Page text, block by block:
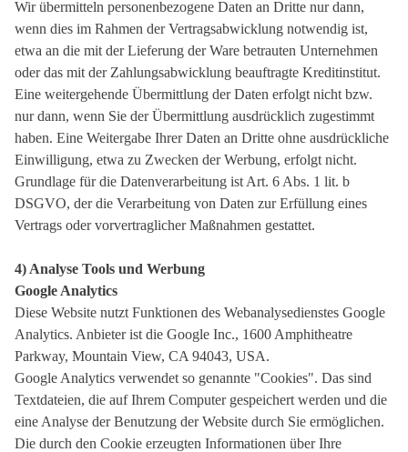
Wir übermitteln personenbezogene Daten an Dritte nur dann,
wenn dies im Rahmen der Vertragsabwicklung notwendig ist,
etwa an die mit der Lieferung der Ware betrauten Unternehmen
oder das mit der Zahlungsabwicklung beauftragte Kreditinstitut.
Eine weitergehende Übermittlung der Daten erfolgt nicht bzw.
nur dann, wenn Sie der Übermittlung ausdrücklich zugestimmt
haben. Eine Weitergabe Ihrer Daten an Dritte ohne ausdrückliche
Einwilligung, etwa zu Zwecken der Werbung, erfolgt nicht.
Grundlage für die Datenverarbeitung ist Art. 6 Abs. 1 lit. b
DSGVO, der die Verarbeitung von Daten zur Erfüllung eines
Vertrags oder vorvertraglicher Maßnahmen gestattet.
4) Analyse Tools und Werbung
Google Analytics
Diese Website nutzt Funktionen des Webanalysedienstes Google
Analytics. Anbieter ist die Google Inc., 1600 Amphitheatre
Parkway, Mountain View, CA 94043, USA.
Google Analytics verwendet so genannte "Cookies". Das sind
Textdateien, die auf Ihrem Computer gespeichert werden und die
eine Analyse der Benutzung der Website durch Sie ermöglichen.
Die durch den Cookie erzeugten Informationen über Ihre